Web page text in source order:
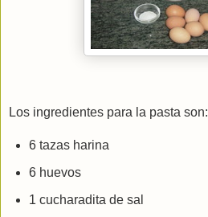
Los ingredientes para la pasta son:
6 tazas harina
6 huevos
1 cucharadita de sal